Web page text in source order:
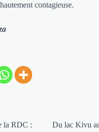
contagieuse.
la RDC :
Du lac Kivu